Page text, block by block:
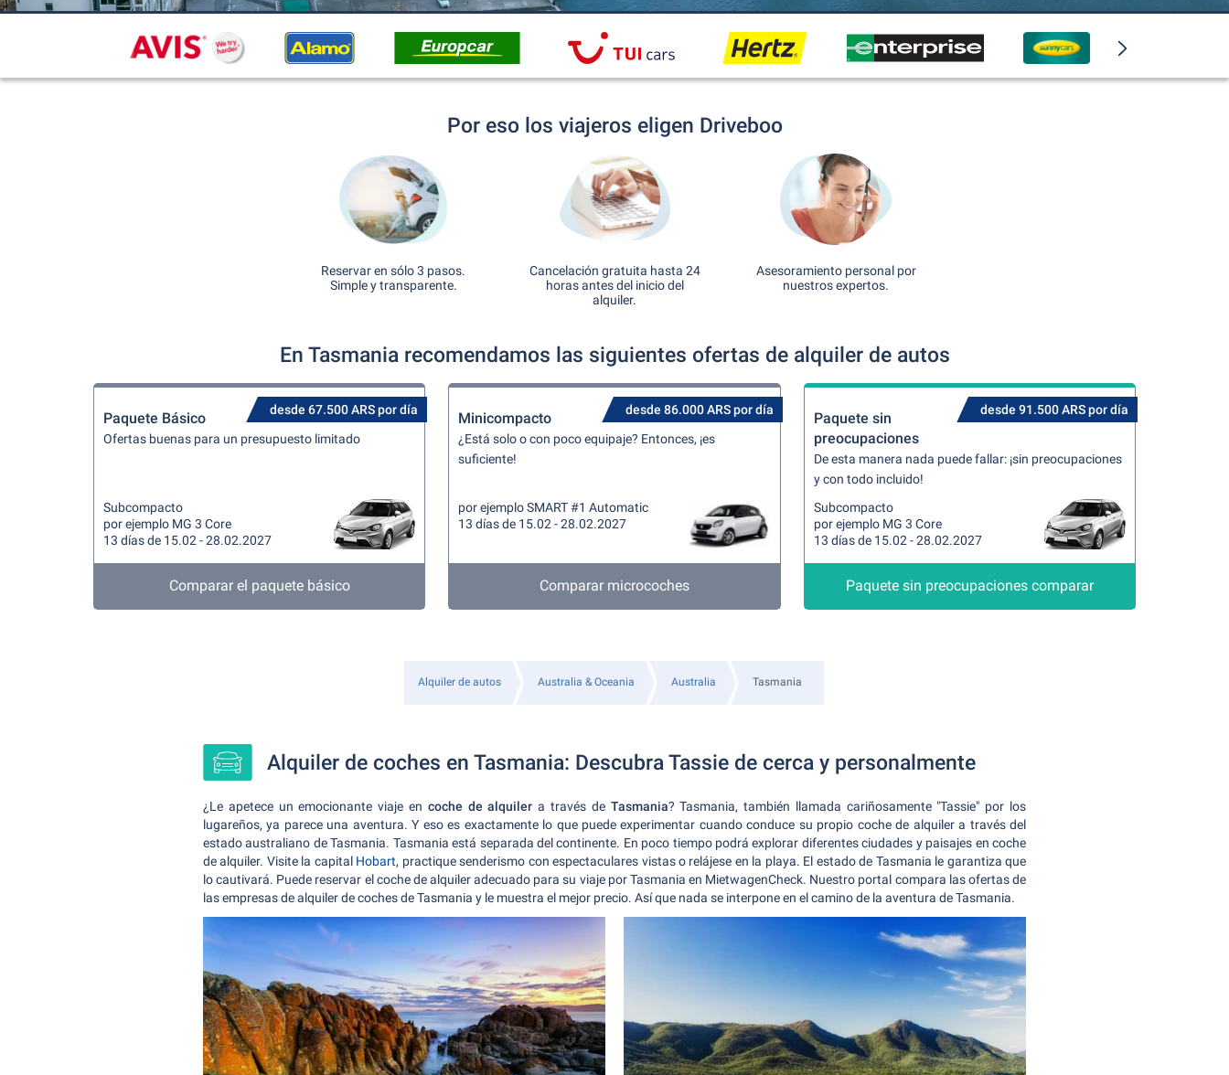
Por eso los viajeros eligen Driveboo
Reservar en sólo 3 pasos.
Simple y transparente.
Cancelación gratuita hasta 24
horas antes del inicio del
alquiler.
Asesoramiento personal por
nuestros expertos.
En Tasmania recomendamos las siguientes ofertas de alquiler de autos
desde 67.500 ARS por día
Paquete Básico
Ofertas buenas para un presupuesto limitado
Subcompacto
por ejemplo MG 3 Core
13 días de 15.02 - 28.02.2027
Comparar el paquete básico
desde 86.000 ARS por día
Minicompacto
¿Está solo o con poco equipaje? Entonces, ¡es
suficiente!
por ejemplo SMART #1 Automatic
13 días de 15.02 - 28.02.2027
Comparar microcoches
desde 91.500 ARS por día
Paquete sin
preocupaciones
De esta manera nada puede fallar: ¡sin preocupaciones
y con todo incluido!
Subcompacto
por ejemplo MG 3 Core
13 días de 15.02 - 28.02.2027
Paquete sin preocupaciones comparar
Alquiler de autos Australia & Oceania Australia Tasmania
Alquiler de coches en Tasmania: Descubra Tassie de cerca y personalmente
¿Le apetece un emocionante viaje en coche de alquiler a través de Tasmania? Tasmania, también llamada cariñosamente "Tassie" por los
lugareños, ya parece una aventura. Y eso es exactamente lo que puede experimentar cuando conduce su propio coche de alquiler a través del
estado australiano de Tasmania. Tasmania está separada del continente. En poco tiempo podrá explorar diferentes ciudades y paisajes en coche
de alquiler. Visite la capital Hobart, practique senderismo con espectaculares vistas o relájese en la playa. El estado de Tasmania le garantiza que
lo cautivará. Puede reservar el coche de alquiler adecuado para su viaje por Tasmania en MietwagenCheck. Nuestro portal compara las ofertas de
las empresas de alquiler de coches de Tasmania y le muestra el mejor precio. Así que nada se interpone en el camino de la aventura de Tasmania.